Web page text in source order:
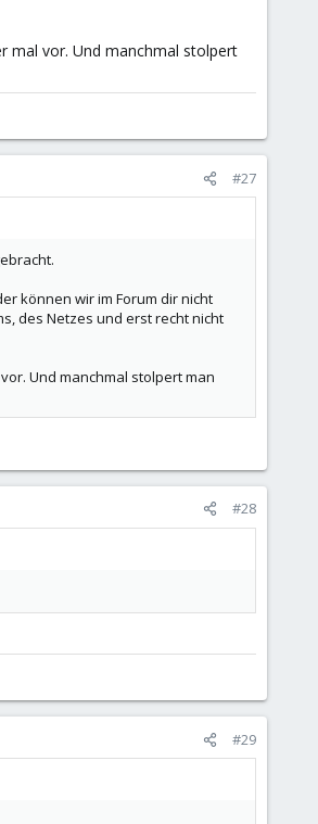
mal vor. Und manchmal stolpert
#27
können wir im Forum dir nicht
des Netzes und erst recht nicht
Und manchmal stolpert man
#28
#29